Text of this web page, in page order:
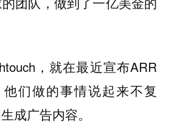
，就在最近宣布ARR
们做的事情说起来不复
成广告内容。